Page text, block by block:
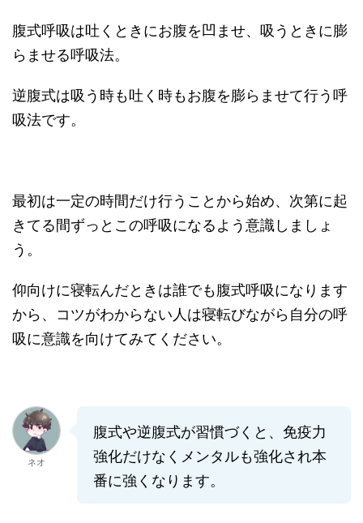
腹式呼吸は吐くときにお腹を凹ませ、吸うときに膨
らませる呼吸法。
逆腹式は吸う時も吐く時もお腹を膨らませて行う呼
吸法です。
最初は一定の時間だけ行うことから始め、次第に起
きてる間ずっとこの呼吸になるよう意識しましょ
う。
仰向けに寝転んだときは誰でも腹式呼吸になります
から、コツがわからない人は寝転びながら自分の呼
吸に意識を向けてみてください。
ネオ
腹式や逆腹式が習慣づくと、免疫力
強化だけなくメンタルも強化され本
番に強くなります。